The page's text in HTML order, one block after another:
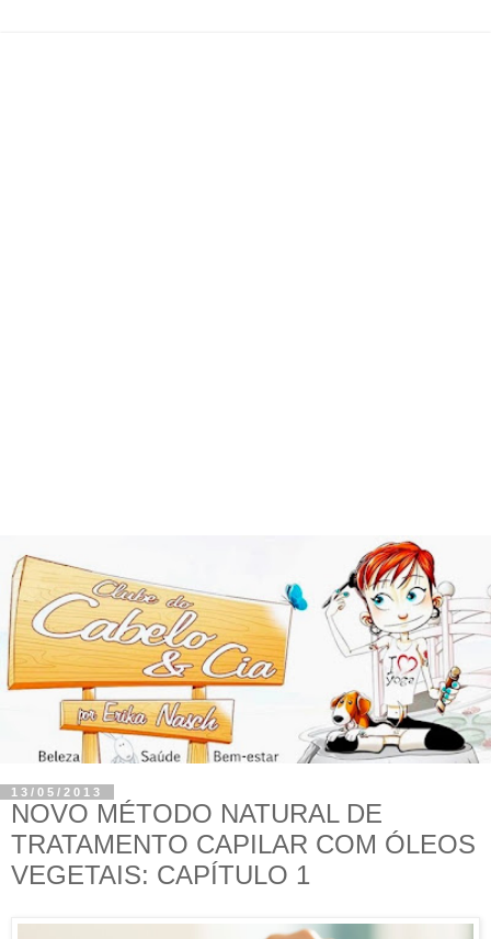
13/05/2013
NOVO MÉTODO NATURAL DE
TRATAMENTO CAPILAR COM ÓLEOS
VEGETAIS: CAPÍTULO 1